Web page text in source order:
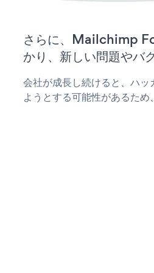
さらに、Mailchimp
かり、新しい問題やバ
会社が成長し続けると、ハ
ようとする可能性があるため